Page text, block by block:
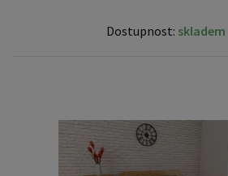
Dostupnost: skladem